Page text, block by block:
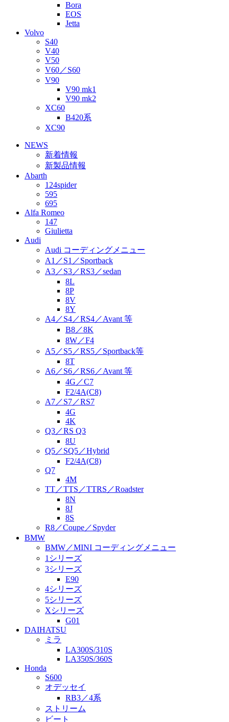
Bora
EOS
Jetta
Volvo
S40
V40
V50
V60／S60
V90
V90 mk1
V90 mk2
XC60
B420系
XC90
NEWS
新着情報
新製品情報
Abarth
124spider
595
695
Alfa Romeo
147
Giulietta
Audi
Audi コーディングメニュー
A1／S1／Sportback
A3／S3／RS3／sedan
8L
8P
8V
8Y
A4／S4／RS4／Avant 等
B8／8K
8W／F4
A5／S5／RS5／Sportback等
8T
A6／S6／RS6／Avant 等
4G／C7
F2/4A(C8)
A7／S7／RS7
4G
4K
Q3／RS Q3
8U
Q5／SQ5／Hybrid
F2/4A(C8)
Q7
4M
TT／TTS／TTRS／Roadster
8N
8J
8S
R8／Coupe／Spyder
BMW
BMW／MINI コーディングメニュー
1シリーズ
3シリーズ
E90
4シリーズ
5シリーズ
Xシリーズ
G01
DAIHATSU
ミラ
LA300S/310S
LA350S/360S
Honda
S600
オデッセイ
RB3／4系
ストリーム
ビート